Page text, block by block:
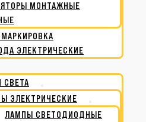
МОНТАЖНЫЕ
МАРКИРОВКА
ЭЛЕКТРИЧЕСКИЕ
СВЕТА
ЭЛЕКТРИЧЕСКИЕ
ЛАМПЫ СВЕТОДИОДНЫЕ